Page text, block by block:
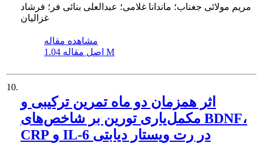
مریم مولائی جغناب؛ ماندانا غلامی؛ عبدالعلی بنائی فر؛ فرشاد
غزالیان
مشاهده مقاله
اصل مقاله 1.04 M
10.
اثر همزمان دو ماه تمرین ترکیبی و
مکمل‌یاری تورین بر شاخص‌های BDNF،
CRP و IL-6 در رت‌ ویستار دیابتی